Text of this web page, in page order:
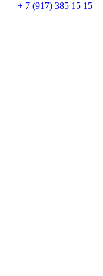
+ 7 (917) 385 15 15